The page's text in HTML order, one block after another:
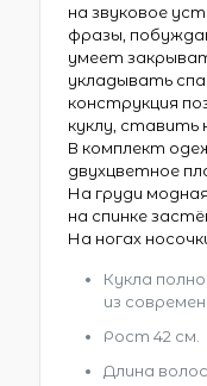
на звуковое
фразы,
умеет
укладывать
конструкция
куклу, ставить
В комплект
двухцветное
На груди
на спинке
На ногах
Кукла
из
Рост 42 см.
Длина волос